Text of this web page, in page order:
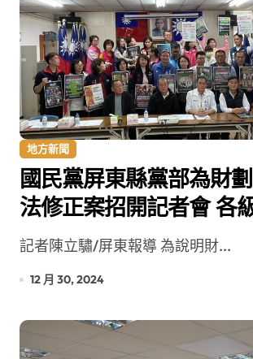
地方新聞
國民黨屏東縣黨部為財劃
法修正案招開記者會 各級
民意代表四十餘人出席
記者陳立驌/屏東報導 為說明財...
12 月 30, 2024